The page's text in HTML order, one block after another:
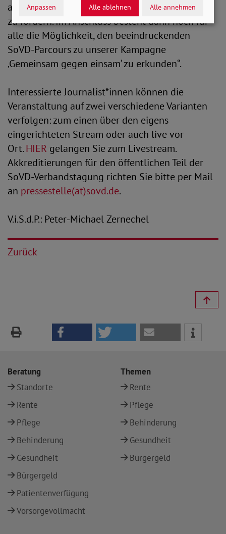
anzugehen, sowie eine inklusivere Gesellschaft
zu fördern. Im Anschluss besteht dann noch für
alle die Möglichkeit, den beeindruckenden
SoVD-Parcours zu unserer Kampagne
‚Gemeinsam gegen einsam‘ zu erkunden“.
Interessierte Journalist*innen können die
Veranstaltung auf zwei verschiedene Varianten
verfolgen: zum einen über den eigens
eingerichteten Stream oder auch live vor
Ort.HIER gelangen Sie zum Livestream.
Akkreditierungen für den öffentlichen Teil der
SoVD-Verbandstagung richten Sie bitte per Mail
an pressestelle(at)sovd.de.
V.i.S.d.P.: Peter-Michael Zernechel
Zurück
Beratung
Standorte
Rente
Pflege
Behinderung
Gesundheit
Bürgergeld
Patientenverfügung
Vorsorgevollmacht
Themen
Rente
Pflege
Behinderung
Gesundheit
Bürgergeld
Anpassen Alle ablehnen Alle annehmen